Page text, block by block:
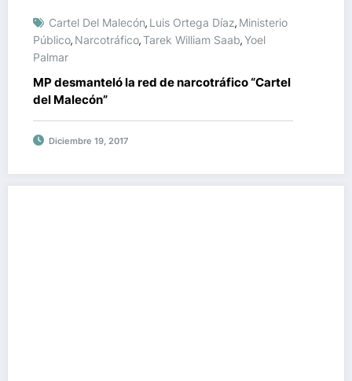
Cartel Del Malecón, Luis Ortega Díaz, Ministerio
Público, Narcotráfico,Tarek William Saab,Yoel
Palmar
MP desmanteló la red de narcotráfico “Cartel
del Malecón”
Diciembre 19, 2017